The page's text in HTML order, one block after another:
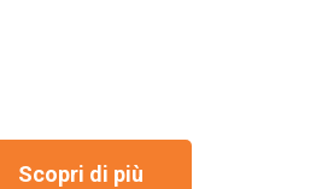
Scopri di più